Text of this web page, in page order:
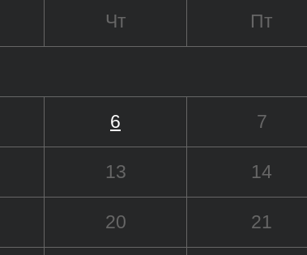
Чт Пт
6 7
13 14
20 21